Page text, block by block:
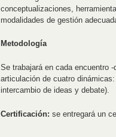
conceptualizaciones,
modalidades de gestión
Metodología
Se trabajará en cada encuentro
articulación de cuatro
intercambio de ideas y debate).
Certificación: se entregará un